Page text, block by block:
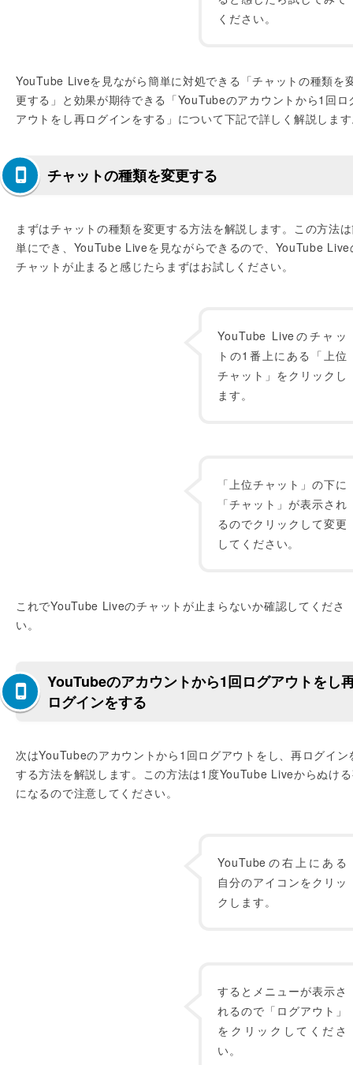
ください。
YouTube Liveを見ながら簡単に対処できる「チャットの種類を
更する」と効果が期待できる「YouTubeのアカウントから1回ロ
アウトをし再ログインをする」について下記で詳しく解説しま
チャットの種類を変更する
まずはチャットの種類を変更する方法を解説します。この方法
単にでき、YouTube Liveを見ながらできるので、YouTube Live
チャットが止まると感じたらまずはお試しください。
YouTube Liveのチャッ
トの1番上にある「上位
チャット」をクリックし
ます。
「上位チャット」の下に
「チャット」が表示され
るのでクリックして変更
してください。
これでYouTube Liveのチャットが止まらないか確認してくださ
い。
YouTubeのアカウントから1回ログアウトをし
ログインをする
次はYouTubeのアカウントから1回ログアウトをし、再ログイン
する方法を解説します。この方法は1度YouTube Liveからぬけ
になるので注意してください。
YouTubeの右上にある
自分のアイコンをクリッ
クします。
するとメニューが表示さ
れるので「ログアウト」
をクリックしてくださ
い。